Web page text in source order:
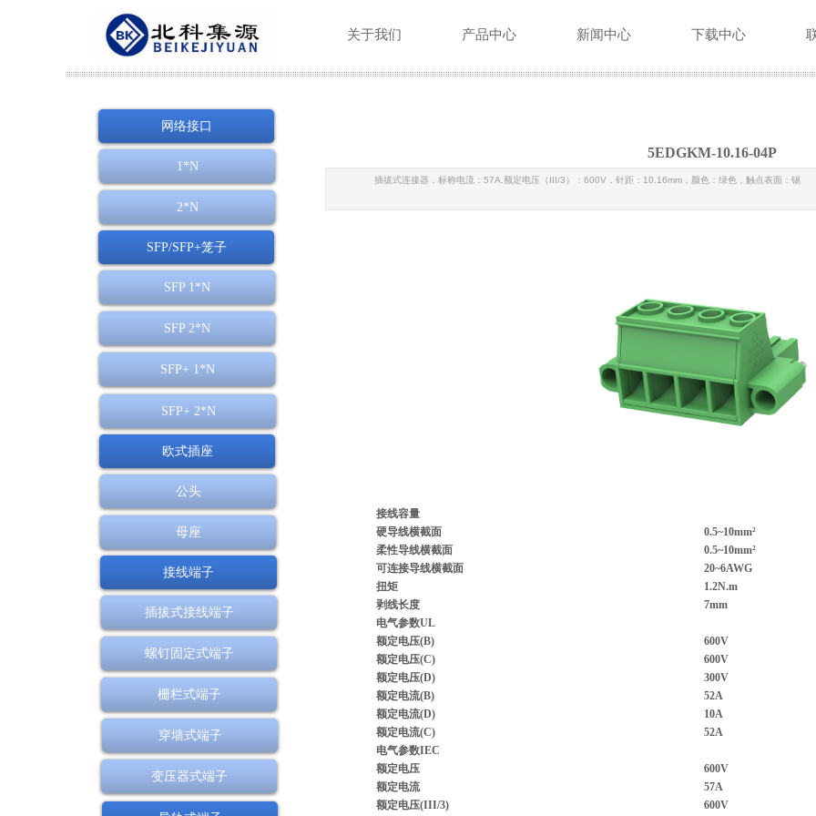
网络接口
5EDGKM-10.16-04P
插拔式连接器，标称电流：57A.额定电压（III/3）：600V，针距：10.16mm，颜色：绿色，触点表面：锡
接线容量
硬导线横截面
0.5~10mm²
柔性导线横截面
0.5~10mm²
可连接导线横截面
20~6AWG
扭矩
1.2N.m
剥线长度
7mm
电气参数UL
额定电压(B)
600V
额定电压(C)
600V
额定电压(D)
300V
额定电流(B)
52A
额定电流(D)
10A
额定电流(C)
52A
电气参数IEC
额定电压
600V
额定电流
57A
额定电压(III/3)
600V
1*N
2*N
SFP/SFP+笼子
SFP 1*N
SFP 2*N
SFP+ 1*N
SFP+ 2*N
欧式插座
公头
母座
接线端子
插拔式接线端子
螺钉固定式端子
栅栏式端子
穿墙式端子
变压器式端子
关于我们 产品中心 新闻中心 下载中心